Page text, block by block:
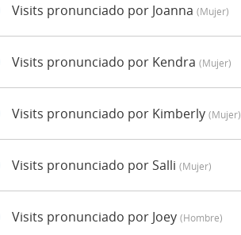
Visits pronunciado por Joanna (mujer)
Visits pronunciado por Kendra (mujer)
Visits pronunciado por Kimberly (mujer)
Visits pronunciado por Salli (mujer)
Visits pronunciado por Joey (hombre)